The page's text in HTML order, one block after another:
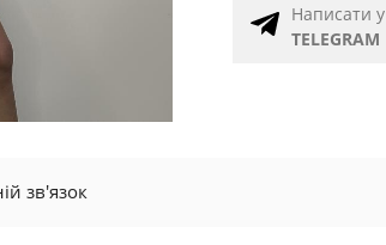
Написати у
TELEGRAM
зв'язок